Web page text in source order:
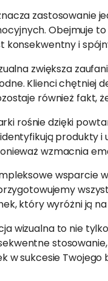
Obejmuje
i
zwiększa
Klienci chętniej
również fakt,
rośnie dzięki
produkty i
wzmacnia
wsparcie
który wyróżni ją
wizualna to nie
w sukcesie Twojego